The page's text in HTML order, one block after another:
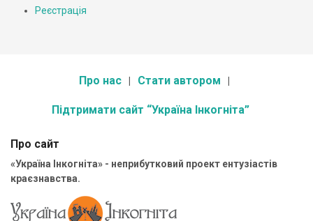
Реєстрація
Про нас Стати автором
Підтримати сайт “Україна Інкогніта”
Про сайт
«Україна Інкогніта» - неприбутковий проект ентузіастів
краєзнавства.